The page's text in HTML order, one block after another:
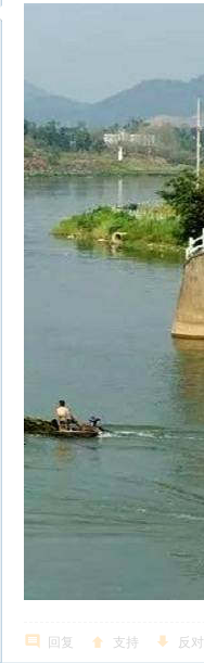
回复 支持 反对